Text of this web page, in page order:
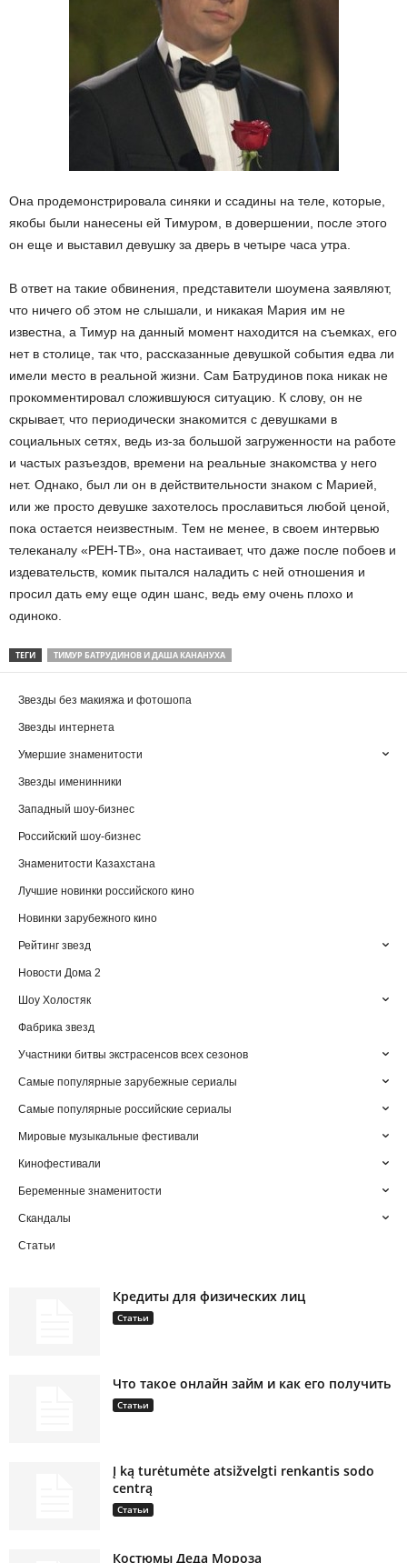
Она продемонстрировала синяки и ссадины на теле, которые,
якобы были нанесены ей Тимуром, в довершении, после этого
он еще и выставил девушку за дверь в четыре часа утра.
В ответ на такие обвинения, представители шоумена заявляют,
что ничего об этом не слышали, и никакая Мария им не
известна, а Тимур на данный момент находится на съемках, его
нет в столице, так что, рассказанные девушкой события едва ли
имели место в реальной жизни. Сам Батрудинов пока никак не
прокомментировал сложившуюся ситуацию. К слову, он не
скрывает, что периодически знакомится с девушками в
социальных сетях, ведь из-за большой загруженности на работе
и частых разъездов, времени на реальные знакомства у него
нет. Однако, был ли он в действительности знаком с Марией,
или же просто девушке захотелось прославиться любой ценой,
пока остается неизвестным. Тем не менее, в своем интервью
телеканалу «РЕН-ТВ», она настаивает, что даже после побоев и
издевательств, комик пытался наладить с ней отношения и
просил дать ему еще один шанс, ведь ему очень плохо и
одиноко.
ТЕГИ ТИМУР БАТРУДИНОВ И ДАША КАНАНУХА
Звезды без макияжа и фотошопа
Звезды интернета
Умершие знаменитости
Звезды именинники
Западный шоу-бизнес
Российский шоу-бизнес
Знаменитости Казахстана
Лучшие новинки российского кино
Новинки зарубежного кино
Рейтинг звезд
Новости Дома 2
Шоу Холостяк
Фабрика звезд
Участники битвы экстрасенсов всех сезонов
Самые популярные зарубежные сериалы
Самые популярные российские сериалы
Мировые музыкальные фестивали
Кинофестивали
Беременные знаменитости
Скандалы
Статьи
Кредиты для физических лиц
Статьи
Что такое онлайн займ и как его получить
Статьи
Į ką turėtumėte atsižvelgti renkantis sodo
centrą
Статьи
Костюмы Деда Мороза